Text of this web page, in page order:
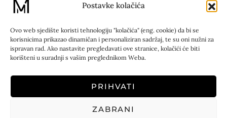
Postavke kolačića
Ovo web sjedište koristi tehnologiju "kolačića" (eng. cookie) da bi se
korisnicima prikazao dinamičan i personaliziran sadržaj, te su oni nužni za
ispravan rad. Ako nastavite pregledavati ove stranice, kolačići će biti
korišteni u suradnji s vašim preglednikom Weba.
PRIHVATI
ZABRANI
23K 5K
Kontakt Press
Tel: 00 385 51 670 019
Adresa: Korzo 8,
51000 Rijeka